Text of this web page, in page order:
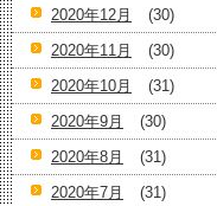
2020年12月
(30)
2020年11月
(30)
2020年10月
(31)
2020年9月
(30)
2020年8月
(31)
2020年7月
(31)